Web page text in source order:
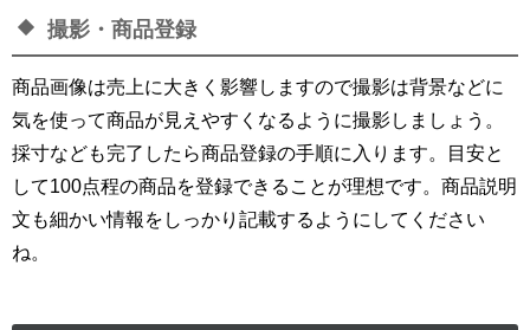
撮影・商品登録
商品画像は売上に大きく影響しますので撮影は背景などに
気を使って商品が見えやすくなるように撮影しましょう。
採寸なども完了したら商品登録の手順に入ります。目安と
して100点程の商品を登録できることが理想です。商品説明
文も細かい情報をしっかり記載するようにしてください
ね。